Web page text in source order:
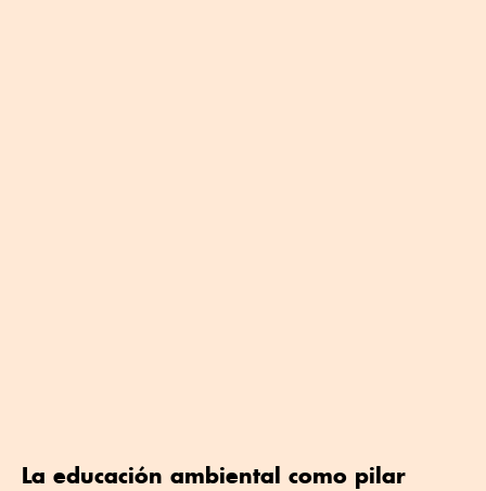
La educación ambiental como pilar